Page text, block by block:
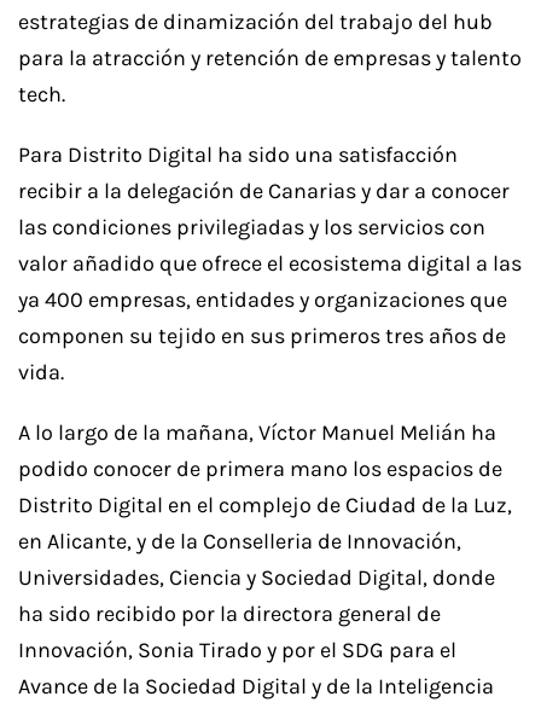
estrategias de dinamización del trabajo del hub
para la atracción y retención de empresas y talento
tech.
Para Distrito Digital ha sido una satisfacción
recibir a la delegación de Canarias y dar a conocer
las condiciones privilegiadas y los servicios con
valor añadido que ofrece el ecosistema digital a las
ya 400 empresas, entidades y organizaciones que
componen su tejido en sus primeros tres años de
vida.
A lo largo de la mañana, Víctor Manuel Melián ha
podido conocer de primera mano los espacios de
Distrito Digital en el complejo de Ciudad de la Luz,
en Alicante, y de la Conselleria de Innovación,
Universidades, Ciencia y Sociedad Digital, donde
ha sido recibido por la directora general de
Innovación, Sonia Tirado y por el SDG para el
Avance de la Sociedad Digital y de la Inteligencia